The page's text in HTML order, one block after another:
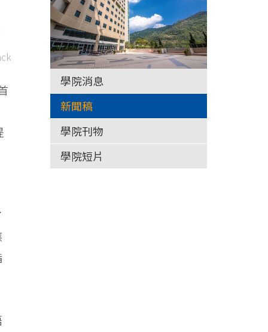
學院消息
新聞稿
學院刊物
學院短片